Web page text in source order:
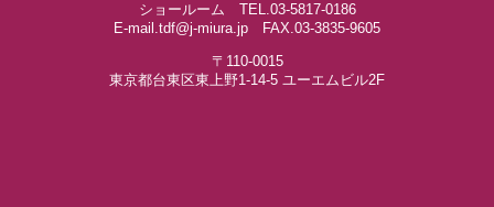
ショールーム TEL.03-5817-0186
E-mail.tdf@j-miura.jp FAX.03-3835-9605
〒110-0015
東京都台東区東上野1-14-5 ユーエムビル2F